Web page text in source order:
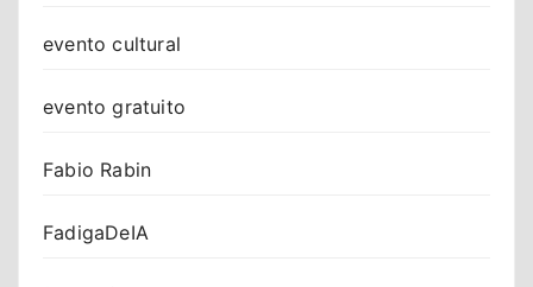
evento cultural
evento gratuito
Fabio Rabin
FadigaDeIA